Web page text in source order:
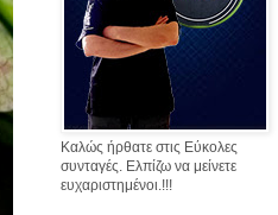
Καλώς ήρθατε στις Εύκολες
συνταγές. Ελπίζω να μείνετε
ευχαριστημένοι.!!!